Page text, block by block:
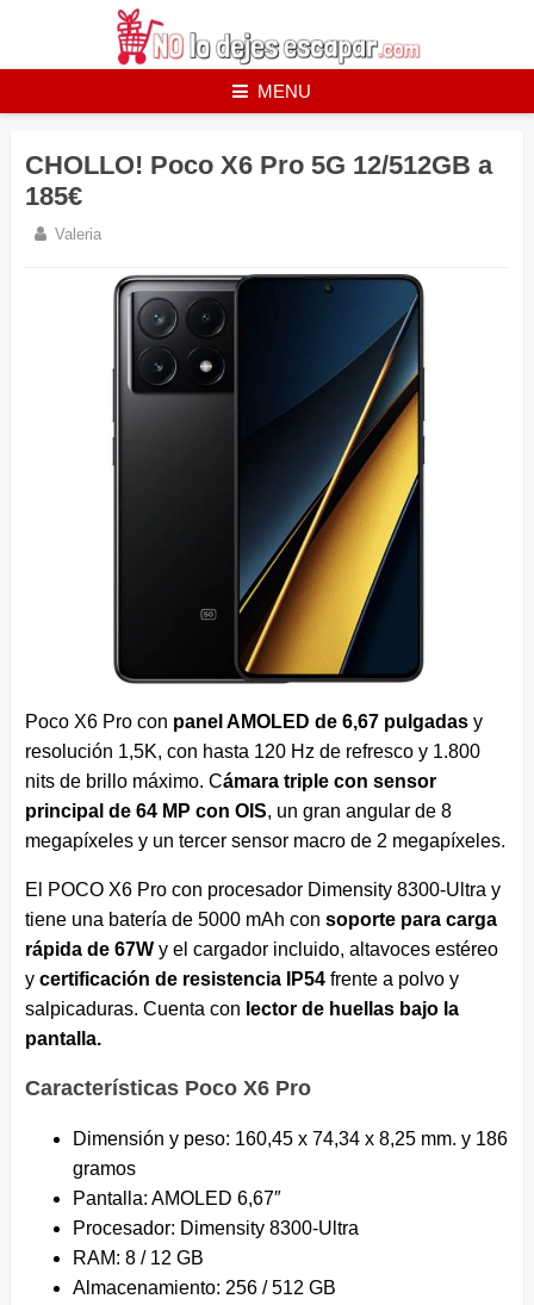
MENU
CHOLLO! Poco X6 Pro 5G 12/512GB a
185€
Valeria
Poco X6 Pro con panel AMOLED de 6,67 pulgadasy
resolución 1,5K, con hasta 120 Hz de refresco y 1.800
nits de brillo máximo. Cámara triple con sensor
principal de 64 MP con OIS, un gran angular de 8
megapíxeles y un tercer sensor macro de 2 megapíxeles.
El POCO X6 Pro con procesador Dimensity 8300-Ultra y
tiene una batería de 5000 mAh con soporte para carga
rápida de 67W y el cargador incluido, altavoces estéreo
y certificación de resistencia IP54 frente a polvo y
salpicaduras. Cuenta con lector de huellas bajo la
pantalla.
Características Poco X6 Pro
Dimensión y peso: 160,45 x 74,34 x 8,25 mm. y 186
gramos
Pantalla: AMOLED 6,67″
Procesador: Dimensity 8300-Ultra
RAM: 8 / 12 GB
Almacenamiento: 256 / 512 GB